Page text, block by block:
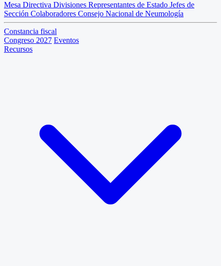
Mesa Directiva Divisiones Representantes de Estado Jefes de
Sección Colaboradores Consejo Nacional de Neumología
Constancia fiscal
Congreso 2027 Eventos
Recursos